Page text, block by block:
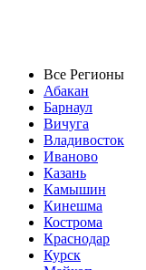
Все Регионы
Абакан
Барнаул
Вичуга
Владивосток
Иваново
Казань
Камышин
Кинешма
Кострома
Краснодар
Курск